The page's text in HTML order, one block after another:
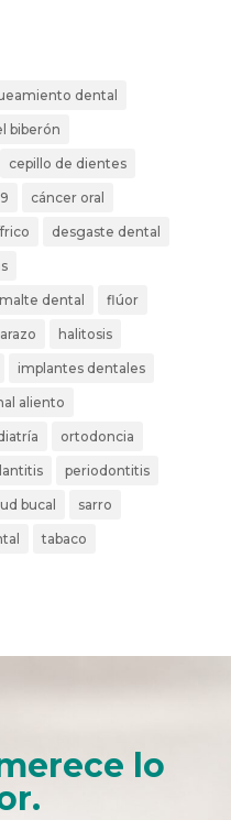
dental
biberón
cepillo de dientes
cáncer oral
desgaste dental
dental flúor
halitosis
implantes dentales
aliento
ortodoncia
periodontitis
bucal sarro
tabaco
lo